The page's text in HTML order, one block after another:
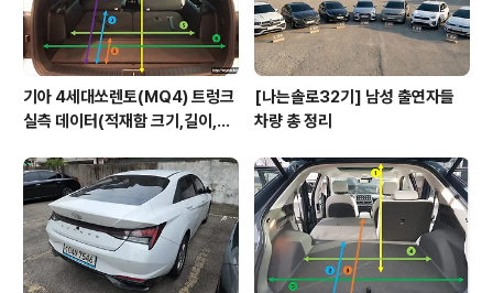
기아 4세대쏘렌토(MQ4) 트렁크
실측 데이터(적재함 크기,길이,높
[나는솔로32기] 남성 출연자들
차량 총 정리